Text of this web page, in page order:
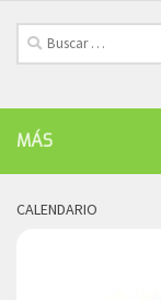
Buscar:
MÁS
CALENDARIO